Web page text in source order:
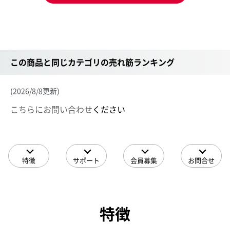
この商品と同じカテゴリの売れ筋ランキング
(2026/8/8更新)
こちらにお問い合わせください
特徴 サポート 会員募集 お問合せ
特徴